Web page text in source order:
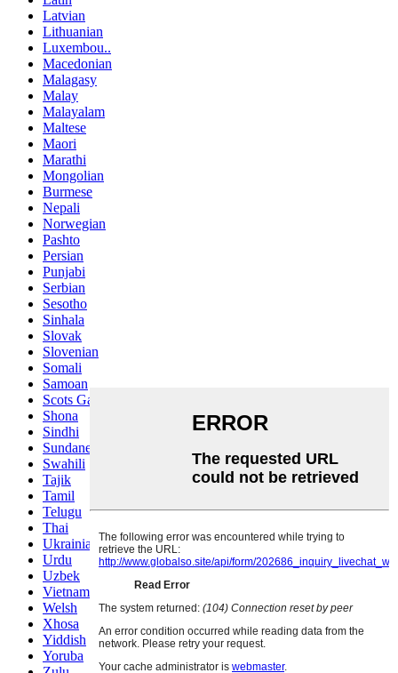
Latvian
Lithuanian
Luxembou..
Macedonian
Malagasy
Malay
Malayalam
Maltese
Maori
Marathi
Mongolian
Burmese
Nepali
Norwegian
Pashto
Persian
Punjabi
Serbian
Sesotho
Sinhala
Slovak
Slovenian
Somali
Samoan
Scots Gaelic
Shona
Sindhi
Sundanese
Swahili
Tajik
Tamil
Telugu
Thai
Ukrainian
Urdu
Uzbek
Vietnamese
Welsh
Xhosa
Yiddish
Yoruba